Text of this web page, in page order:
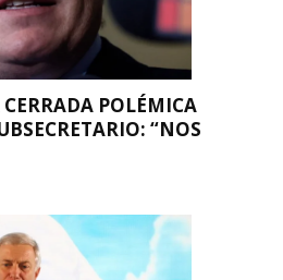
POLÉMICA
“NOS